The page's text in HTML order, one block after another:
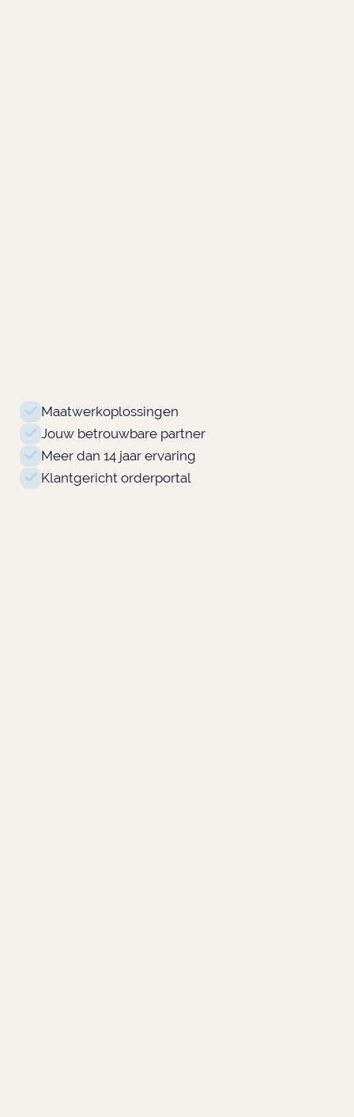
Maatwerkoplossingen
Jouw betrouwbare partner
Meer dan 14 jaar ervaring
Klantgericht orderportal